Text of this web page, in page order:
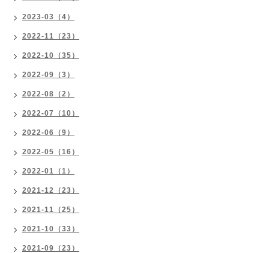
2023-03（4）
2022-11（23）
2022-10（35）
2022-09（3）
2022-08（2）
2022-07（10）
2022-06（9）
2022-05（16）
2022-01（1）
2021-12（23）
2021-11（25）
2021-10（33）
2021-09（23）